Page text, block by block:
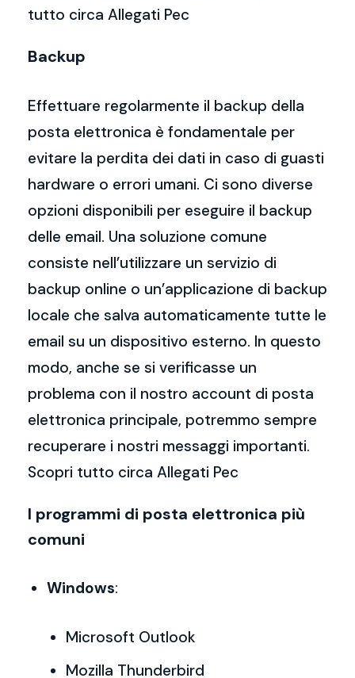
tutto circa Allegati Pec
Backup
Effettuare regolarmente il backup della
posta elettronica è fondamentale per
evitare la perdita dei dati in caso di guasti
hardware o errori umani. Ci sono diverse
opzioni disponibili per eseguire il backup
delle email. Una soluzione comune
consiste nell’utilizzare un servizio di
backup online o un’applicazione di backup
locale che salva automaticamente tutte le
email su un dispositivo esterno. In questo
modo, anche se si verificasse un
problema con il nostro account di posta
elettronica principale, potremmo sempre
recuperare i nostri messaggi importanti.
Scopri tutto circa Allegati Pec
I programmi di posta elettronica più
comuni
Windows:
Microsoft Outlook
Mozilla Thunderbird